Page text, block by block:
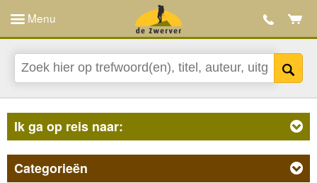
Menu
Ik ga op reis naar:
Categorieën